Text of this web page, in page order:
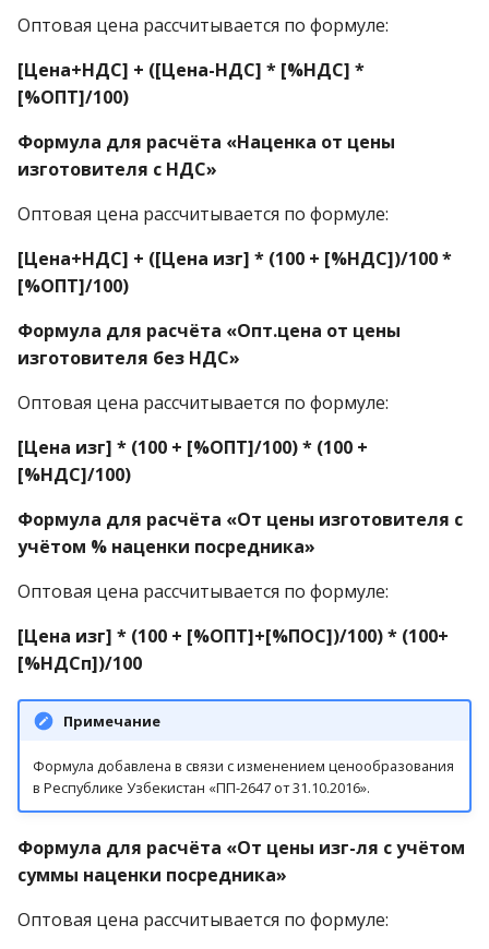
Оптовая цена рассчитывается по формуле:
[Цена+НДС] + ([Цена-НДС] * [%НДС] *
[%ОПТ]/100)
Формула для расчёта «Наценка от цены
изготовителя с НДС»
Оптовая цена рассчитывается по формуле:
[Цена+НДС] + ([Цена изг] * (100 + [%НДС])/100 *
[%ОПТ]/100)
Формула для расчёта «Опт.цена от цены
изготовителя без НДС»
Оптовая цена рассчитывается по формуле:
[Цена изг] * (100 + [%ОПТ]/100) * (100 +
[%НДС]/100)
Формула для расчёта «От цены изготовителя с
учётом % наценки посредника»
Оптовая цена рассчитывается по формуле:
[Цена изг] * (100 + [%ОПТ]+[%ПОС])/100) * (100+
[%НДСп])/100
Примечание
Формула добавлена в связи с изменением ценообразования
в Республике Узбекистан «ПП-2647 от 31.10.2016».
Формула для расчёта «От цены изг-ля с учётом
суммы наценки посредника»
Оптовая цена рассчитывается по формуле: